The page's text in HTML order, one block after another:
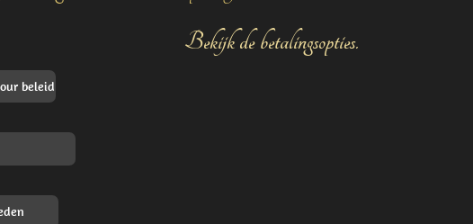
Bekijk de betalingsopties.
beleid